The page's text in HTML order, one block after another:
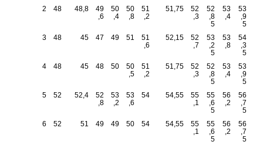
2
48 48,8
49
,6
50
,4
50
,8
51
,2
51,75
52
,3
52
,8
5
53
,4
53
,9
5
3
48 45 47 49 51
51
,6
52,15
52
,7
53
,2
5
53
,8
54
,3
5
4
48 45 48 50
50
,5
51
,2
51,75
52
,3
52
,8
5
53
,4
53
,9
5
5
52 52,4
52
,8
53
,2
53
,6
54 54,55
55
,1
55
,6
5
56
,2
56
,7
5
6
52 51 49 49 50 54 54,55
55
,1
55
,6
5
56
,2
56
,7
5